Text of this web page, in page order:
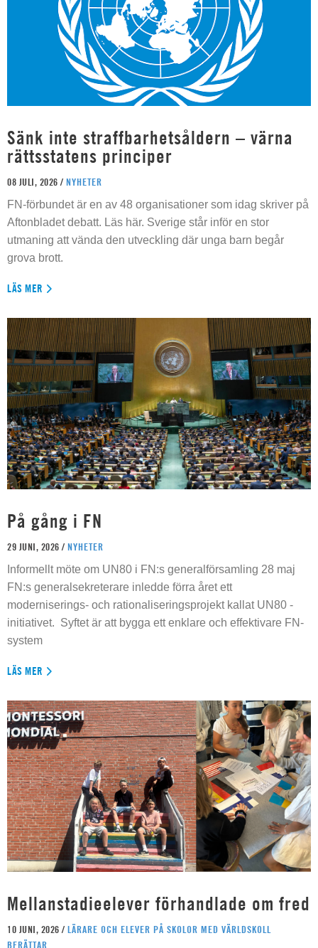
Sänk inte straffbarhetsåldern – värna
rättsstatens principer
08 JULI, 2026 / NYHETER
FN-förbundet är en av 48 organisationer som idag skriver på
Aftonbladet debatt. Läs här. Sverige står inför en stor
utmaning att vända den utveckling där unga barn begår
grova brott.
LÄS MER
På gång i FN
29 JUNI, 2026 / NYHETER
Informellt möte om UN80 i FN:s generalförsamling 28 maj
FN:s generalsekreterare inledde förra året ett
moderniserings- och rationaliseringsprojekt kallat UN80 -
initiativet. Syftet är att bygga ett enklare och effektivare FN-
system
LÄS MER
Mellanstadieelever förhandlade om fred
10 JUNI, 2026 / LÄRARE OCH ELEVER PÅ SKOLOR MED VÄRLDSKOLL
BERÄTTAR